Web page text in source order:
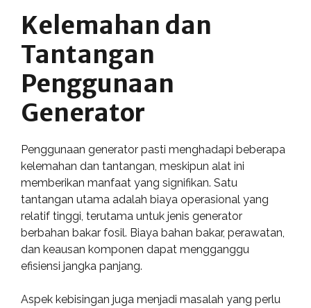
Kelemahan dan
Tantangan
Penggunaan
Generator
Penggunaan generator pasti menghadapi beberapa
kelemahan dan tantangan, meskipun alat ini
memberikan manfaat yang signifikan. Satu
tantangan utama adalah biaya operasional yang
relatif tinggi, terutama untuk jenis generator
berbahan bakar fosil. Biaya bahan bakar, perawatan,
dan keausan komponen dapat mengganggu
efisiensi jangka panjang.
Aspek kebisingan juga menjadi masalah yang perlu